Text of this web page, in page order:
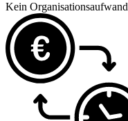
Kein Organisations­aufwand